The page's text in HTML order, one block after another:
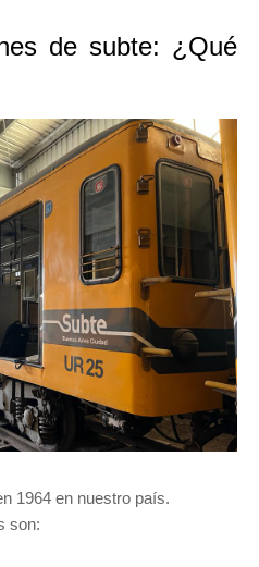
de subte: ¿Qué
1964 en nuestro país.
son: